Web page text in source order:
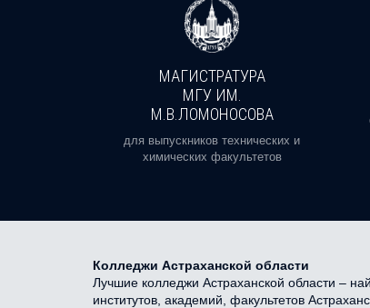
МАГИСТРАТУРА
МГУ ИМ.
М.В.ЛОМОНОСОВА
для выпускников технических и
химических факультетов
Колледжи Астраханской области
Лучшие колледжи Астраханской области –
институтов, академий, факультетов